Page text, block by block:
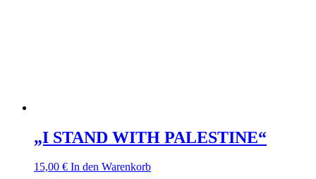
„I STAND WITH PALESTINE“
15,00 € In den Warenkorb